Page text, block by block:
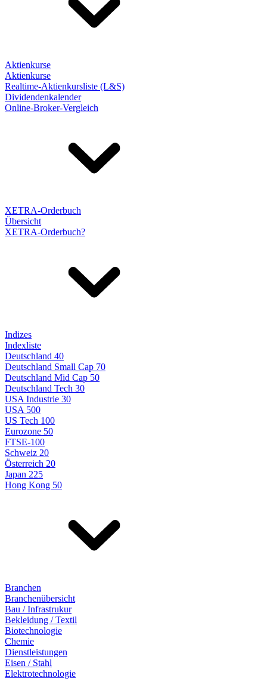
Aktienkurse
Aktienkurse
Realtime-Aktienkursliste (L&S)
Dividendenkalender
Online-Broker-Vergleich
XETRA-Orderbuch
Übersicht
XETRA-Orderbuch?
Indizes
Indexliste
Deutschland 40
Deutschland Small Cap 70
Deutschland Mid Cap 50
Deutschland Tech 30
USA Industrie 30
USA 500
US Tech 100
Eurozone 50
FTSE-100
Schweiz 20
Österreich 20
Japan 225
Hong Kong 50
Branchen
Branchenübersicht
Bau / Infrastrukur
Bekleidung / Textil
Biotechnologie
Chemie
Dienstleistungen
Eisen / Stahl
Elektrotechnologie